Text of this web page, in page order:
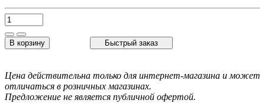
В корзину Быстрый заказ
Цена действительна только для интернет-магазина и может
отличаться в розничных магазинах.
Предложение не является публичной офертой.